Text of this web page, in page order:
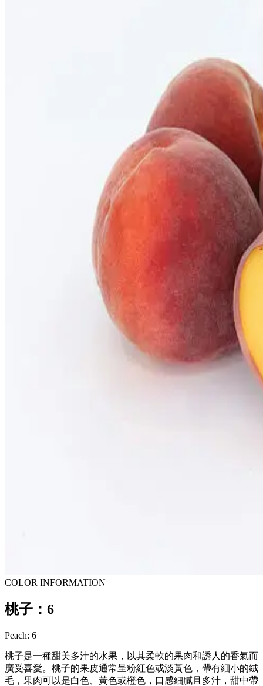
COLOR INFORMATION
桃子：6
Peach: 6
桃子是一種甜美多汁的水果，以其柔軟的果肉和誘人的香氣而
廣受喜愛。桃子的果皮通常呈粉紅色或淡黃色，帶有細小的絨
毛，果肉可以是白色、黃色或橙色，口感細膩且多汁，甜中帶